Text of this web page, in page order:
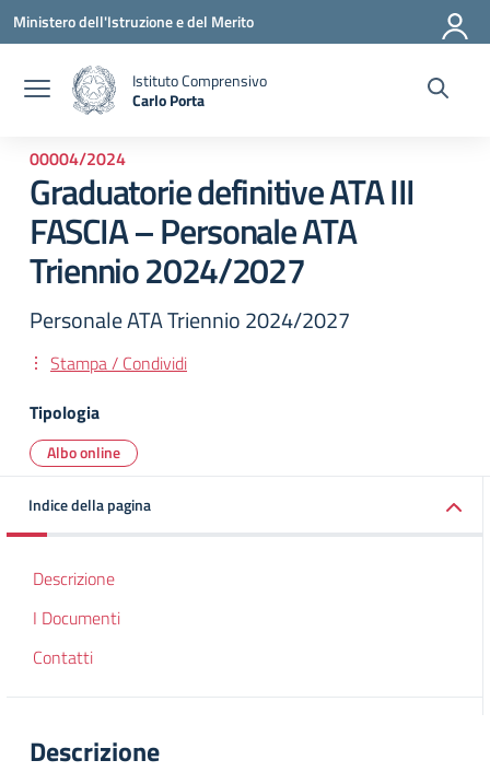
Vai ai contenuti
Vai al menu di navigazione
Vai al footer
Ministero dell'Istruzione e del Merito
Istituto Comprensivo
Carlo Porta
00004/2024
Graduatorie definitive ATA III
FASCIA – Personale ATA
Triennio 2024/2027
Personale ATA Triennio 2024/2027
Stampa / Condividi
Tipologia
Albo online
Indice della pagina
Descrizione
I Documenti
Contatti
Descrizione